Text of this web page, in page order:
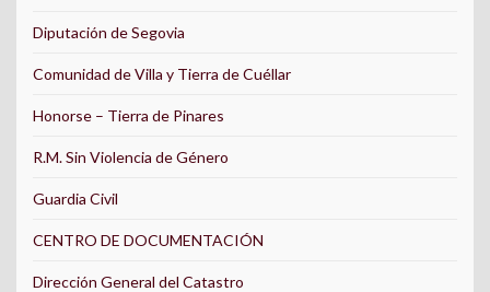
Diputación de Segovia
Comunidad de Villa y Tierra de Cuéllar
Honorse – Tierra de Pinares
R.M. Sin Violencia de Género
Guardia Civil
CENTRO DE DOCUMENTACIÓN
Dirección General del Catastro